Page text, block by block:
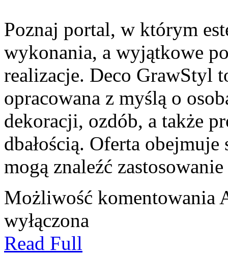
Poznaj portal, w którym
wykonania, a wyjątkowe
realizacje. Deco GrawStyl
opracowana z myślą o
dekoracji, ozdób, a także
dbałością. Oferta
mogą znaleźć
Możliwość komentowania
wyłączona
Read Full